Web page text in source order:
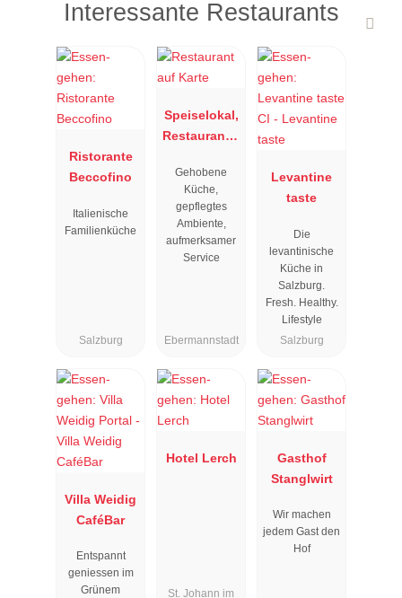
Interessante Restaurants
Ristorante
Beccofino
Italienische
Familienküche
Salzburg
Speiselokal,
Restaurant "
"
Gehobene
Küche,
gepflegtes
Ambiente,
aufmerksamer
Service
Ebermannstadt
Levantine
taste
Die
levantinische
Küche in
Salzburg.
Fresh. Healthy.
Lifestyle
Salzburg
Villa Weidig
CaféBar
Entspannt
geniessen im
Grünem
Hotel Lerch
St. Johann im
Gasthof
Stanglwirt
Wir machen
jedem Gast den
Hof